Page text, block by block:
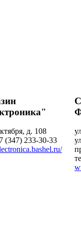
д. 108
(347) 233-30-33